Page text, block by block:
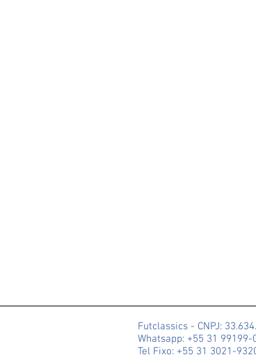
Futclassics - CNPJ:
Whatsapp: +55 31 99199-
Tel Fixo: +55 31 3021-